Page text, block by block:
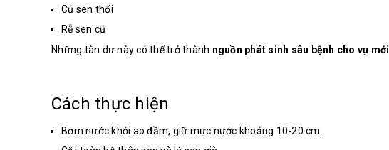
Củ sen thối
Rễ sen cũ
Những tàn dư này có thể trở thành nguồn phát sinh sâu bệnh cho vụ mới
Cách thực hiện
Bơm nước khỏi ao đầm, giữ mực nước khoảng 10-20 cm.